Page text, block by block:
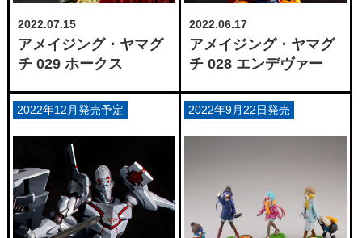
2022.07.15
アメイジング・ヤマグ
チ 029 ホークス
2022.06.17
アメイジング・ヤマグ
チ 028 エンデヴァー
2022年12月発売予定 2022年9月22日発売